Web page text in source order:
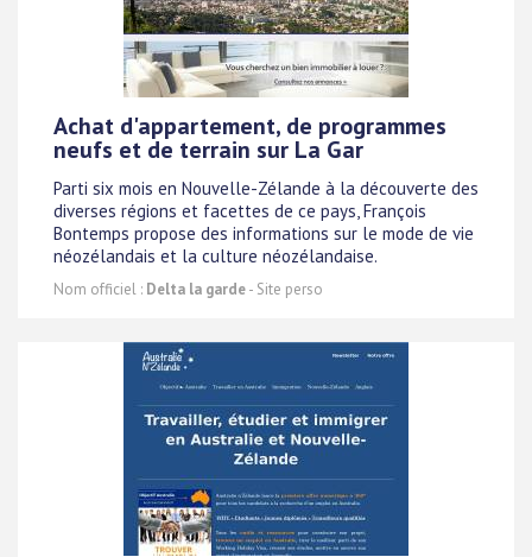
Achat d'appartement, de programmes
neufs et de terrain sur La Gar
Parti six mois en Nouvelle-Zélande à la découverte des
diverses régions et facettes de ce pays, François
Bontemps propose des informations sur le mode de vie
néozélandais et la culture néozélandaise.
Nom officiel : Delta la garde- Site perso